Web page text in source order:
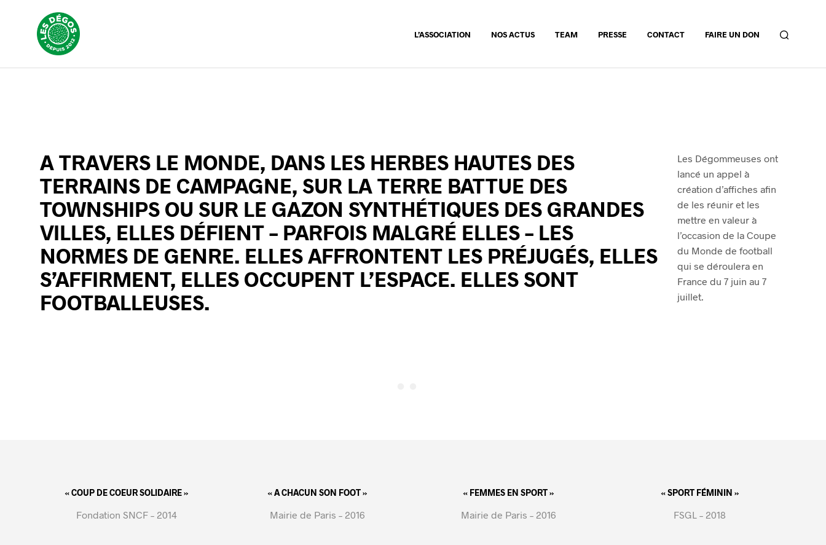
L’ASSOCIATION NOS ACTUS TEAM PRESSE CONTACT FAIRE UN DON
A TRAVERS LE MONDE, DANS LES HERBES HAUTES DES
TERRAINS DE CAMPAGNE, SUR LA TERRE BATTUE DES
TOWNSHIPS OU SUR LE GAZON SYNTHÉTIQUES DES GRANDES
VILLES, ELLES DÉFIENT – PARFOIS MALGRÉ ELLES – LES
NORMES DE GENRE. ELLES AFFRONTENT LES PRÉJUGÉS, ELLES
S’AFFIRMENT, ELLES OCCUPENT L’ESPACE. ELLES SONT
FOOTBALLEUSES.
Les Dégommeuses ont
lancé un appel à
création d’affiches afin
de les réunir et les
mettre en valeur à
l’occasion de la Coupe
du Monde de football
qui se déroulera en
France du 7 juin au 7
juillet.
« COUP DE COEUR SOLIDAIRE »
Fondation SNCF – 2014
« A CHACUN SON FOOT »
Mairie de Paris – 2016
« FEMMES EN SPORT »
Mairie de Paris – 2016
« SPORT FÉMININ »
FSGL – 2018